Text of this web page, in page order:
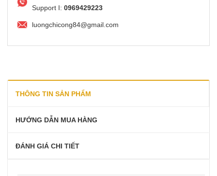
Support I: 0969429223
luongchicong84@gmail.com
THÔNG TIN SẢN PHẨM
HƯỚNG DẪN MUA HÀNG
ĐÁNH GIÁ CHI TIẾT